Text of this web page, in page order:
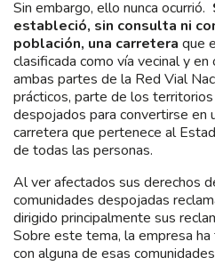
Sin embargo, ello nunca ocurrió.
estableció, sin consulta ni
población, una carretera que
clasificada como vía vecinal y
ambas partes de la Red Vial
prácticos, parte de los
despojados para convertirse en
carretera que pertenece al
de todas las personas.
Al ver afectados sus derechos
comunidades despojadas
dirigido principalmente sus
Sobre este tema, la empresa
con alguna de esas